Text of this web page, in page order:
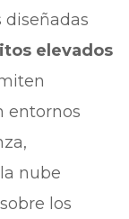
diseñadas
elevados
entornos
nube
los